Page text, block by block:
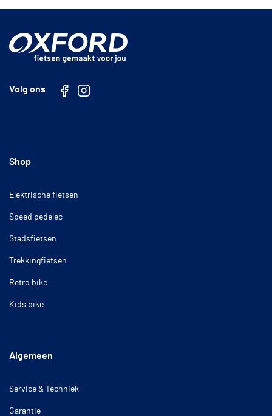
Volg ons
FacebookInstagram
Shop
Elektrische fietsen
Speed pedelec
Stadsfietsen
Trekkingfietsen
Retro bike
Kids bike
Algemeen
Service & Techniek
Garantie